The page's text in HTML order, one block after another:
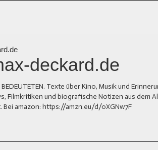
deckard.de
BEDEUTETEN. Texte über Kino, Musik und
Filmkritiken und biografische Notizen aus dem
Bei amazon: https://amzn.eu/d/0XGNw7F